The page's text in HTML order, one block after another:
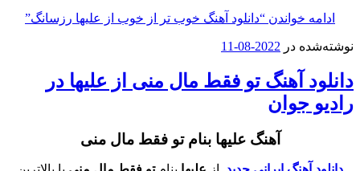
ادامه خواندن“دانلود آهنگ خوب تر از خوب از علیها رزسانگ”
در 2022-08-11
آهنگ تو فقط مال منی از علیها در
جوان
آهنگ علیها بنام تو فقط مال منی